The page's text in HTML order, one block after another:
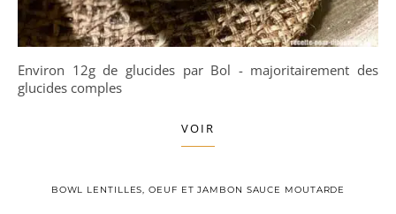
Environ 12g de glucides par Bol - majoritairement des
glucides comples
VOIR
BOWL LENTILLES, OEUF ET JAMBON SAUCE MOUTARDE